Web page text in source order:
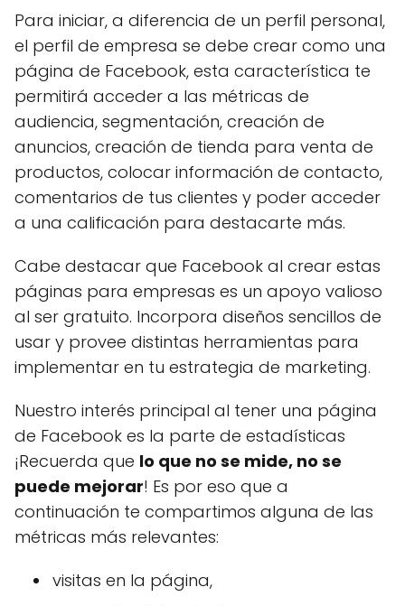
Para iniciar, a diferencia de un perfil personal,
el perfil de empresa se debe crear como una
página de Facebook, esta característica te
permitirá acceder a las métricas de
audiencia, segmentación, creación de
anuncios, creación de tienda para venta de
productos, colocar información de contacto,
comentarios de tus clientes y poder acceder
a una calificación para destacarte más.
Cabe destacar que Facebook al crear estas
páginas para empresas es un apoyo valioso
al ser gratuito. Incorpora diseños sencillos de
usar y provee distintas herramientas para
implementar en tu estrategia de marketing.
Nuestro interés principal al tener una página
de Facebook es la parte de estadísticas
¡Recuerda que lo que no se mide, no se
puede mejorar! Es por eso que a
continuación te compartimos alguna de las
métricas más relevantes:
visitas en la página,